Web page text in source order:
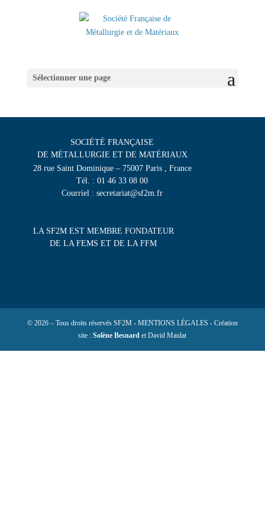
Sélectionner une page
SOCIÉTÉ FRANÇAISE
DE MÉTALLURGIE ET DE MATÉRIAUX
28 rue Saint Dominique – 75007 Paris , France
Tél. : 01 46 33 08 00
Courriel : secretariat@sf2m.fr
LA SF2M EST MEMBRE FONDATEUR
DE LA FEMS ET DE LA FFM
© 2026 – Tous droits réservés SF2M - MENTIONS LÉGALES - Création
site :Solène Besnard et David Maulat